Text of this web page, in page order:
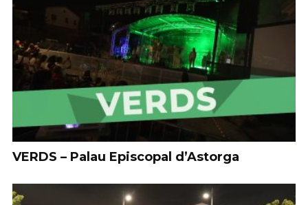
VERDS – Palau Episcopal d’Astorga